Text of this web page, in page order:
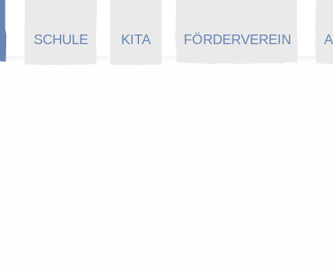
SCHULE KITA FÖRDERVEREIN